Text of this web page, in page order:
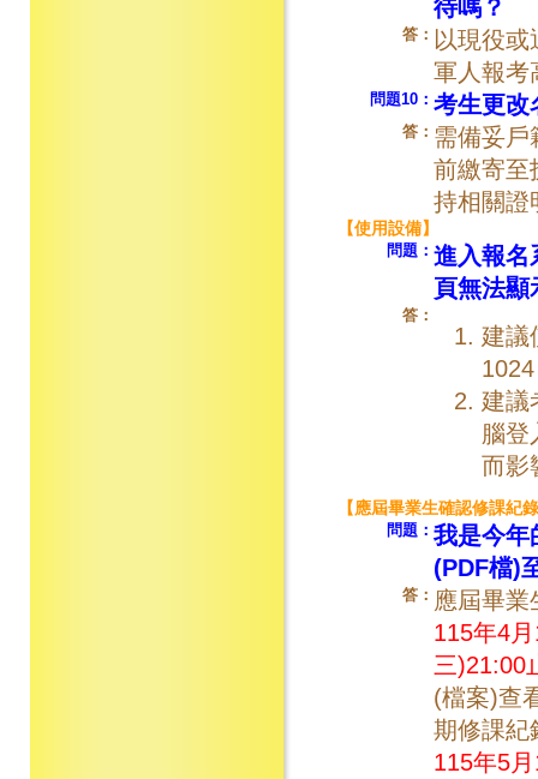
待嗎？
答： 以現役
軍人報考
問題10： 考生更改
答： 需備妥戶
前繳寄至
持相關證
【使用設備】
問題： 進入報名
頁無法顯
答：
建議
建議
腦登
而影
【應屆畢業生確認修課紀
問題： 我是今年
(PDF檔)
答： 應屆畢業
115年4
三)21:00
(檔案)查
期修課紀
115年5